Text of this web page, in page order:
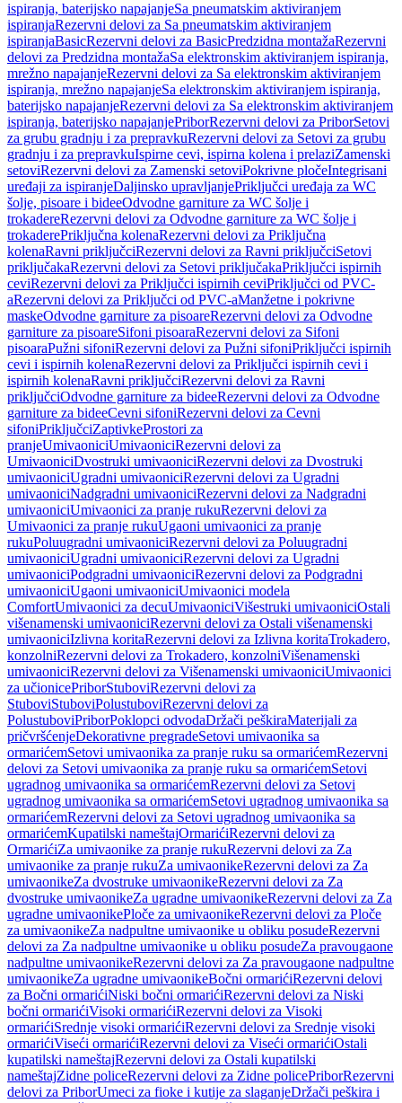
ispiranja, baterijsko napajanjeSa pneumatskim aktiviranjem
ispiranjaRezervni delovi za Sa pneumatskim aktiviranjem
ispiranjaBasicRezervni delovi za BasicPredzidna montažaRezervni
delovi za Predzidna montažaSa elektronskim aktiviranjem ispiranja,
mrežno napajanjeRezervni delovi za Sa elektronskim aktiviranjem
ispiranja, mrežno napajanjeSa elektronskim aktiviranjem ispiranja,
baterijsko napajanjeRezervni delovi za Sa elektronskim aktiviranjem
ispiranja, baterijsko napajanjePriborRezervni delovi za PriborSetovi
za grubu gradnju i za prepravkuRezervni delovi za Setovi za grubu
gradnju i za prepravkuIspirne cevi, ispirna kolena i prelaziZamenski
setoviRezervni delovi za Zamenski setoviPokrivne pločeIntegrisani
uređaji za ispiranjeDaljinsko upravljanjePriključci uređaja za WC
šolje, pisoare i bideeOdvodne garniture za WC šolje i
trokadereRezervni delovi za Odvodne garniture za WC šolje i
trokaderePriključna kolenaRezervni delovi za Priključna
kolenaRavni priključciRezervni delovi za Ravni priključciSetovi
priključakaRezervni delovi za Setovi priključakaPriključci ispirnih
ceviRezervni delovi za Priključci ispirnih ceviPriključci od PVC-
aRezervni delovi za Priključci od PVC-aManžetne i pokrivne
maskeOdvodne garniture za pisoareRezervni delovi za Odvodne
garniture za pisoareSifoni pisoaraRezervni delovi za Sifoni
pisoaraPužni sifoniRezervni delovi za Pužni sifoniPriključci ispirnih
cevi i ispirnih kolenaRezervni delovi za Priključci ispirnih cevi i
ispirnih kolenaRavni priključciRezervni delovi za Ravni
priključciOdvodne garniture za bideeRezervni delovi za Odvodne
garniture za bideeCevni sifoniRezervni delovi za Cevni
sifoniPriključciZaptivkeProstori za
pranjeUmivaoniciUmivaoniciRezervni delovi za
UmivaoniciDvostruki umivaoniciRezervni delovi za Dvostruki
umivaoniciUgradni umivaoniciRezervni delovi za Ugradni
umivaoniciNadgradni umivaoniciRezervni delovi za Nadgradni
umivaoniciUmivaonici za pranje rukuRezervni delovi za
Umivaonici za pranje rukuUgaoni umivaonici za pranje
rukuPoluugradni umivaoniciRezervni delovi za Poluugradni
umivaoniciUgradni umivaoniciRezervni delovi za Ugradni
umivaoniciPodgradni umivaoniciRezervni delovi za Podgradni
umivaoniciUgaoni umivaoniciUmivaonici modela
ComfortUmivaonici za decuUmivaoniciVišestruki umivaoniciOstali
višenamenski umivaoniciRezervni delovi za Ostali višenamenski
umivaoniciIzlivna koritaRezervni delovi za Izlivna koritaTrokadero,
konzolniRezervni delovi za Trokadero, konzolniVišenamenski
umivaoniciRezervni delovi za Višenamenski umivaoniciUmivaonici
za učionicePriborStuboviRezervni delovi za
StuboviStuboviPolustuboviRezervni delovi za
PolustuboviPriborPoklopci odvodaDržači peškiraMaterijali za
pričvršćenjeDekorativne pregradeSetovi umivaonika sa
ormarićemSetovi umivaonika za pranje ruku sa ormarićemRezervni
delovi za Setovi umivaonika za pranje ruku sa ormarićemSetovi
ugradnog umivaonika sa ormarićemRezervni delovi za Setovi
ugradnog umivaonika sa ormarićemSetovi ugradnog umivaonika sa
ormarićemRezervni delovi za Setovi ugradnog umivaonika sa
ormarićemKupatilski nameštajOrmarićiRezervni delovi za
OrmarićiZa umivaonike za pranje rukuRezervni delovi za Za
umivaonike za pranje rukuZa umivaonikeRezervni delovi za Za
umivaonikeZa dvostruke umivaonikeRezervni delovi za Za
dvostruke umivaonikeZa ugradne umivaonikeRezervni delovi za Za
ugradne umivaonikePloče za umivaonikeRezervni delovi za Ploče
za umivaonikeZa nadpultne umivaonike u obliku posudeRezervni
delovi za Za nadpultne umivaonike u obliku posudeZa pravougaone
nadpultne umivaonikeRezervni delovi za Za pravougaone nadpultne
umivaonikeZa ugradne umivaonikeBočni ormarićiRezervni delovi
za Bočni ormarićiNiski bočni ormarićiRezervni delovi za Niski
bočni ormarićiVisoki ormarićiRezervni delovi za Visoki
ormarićiSrednje visoki ormarićiRezervni delovi za Srednje visoki
ormarićiViseći ormarićiRezervni delovi za Viseći ormarićiOstali
kupatilski nameštajRezervni delovi za Ostali kupatilski
nameštajZidne policeRezervni delovi za Zidne policePriborRezervni
delovi za PriborUmeci za fioke i kutije za slaganjeDržači peškira i